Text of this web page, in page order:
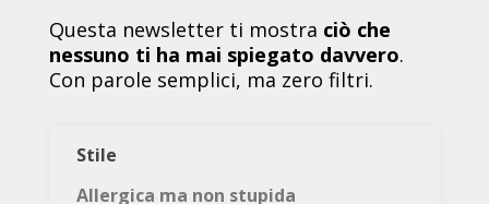
Questa newsletter ti mostra ciò che
nessuno ti ha mai spiegato davvero.
Con parole semplici, ma zero filtri.
Stile